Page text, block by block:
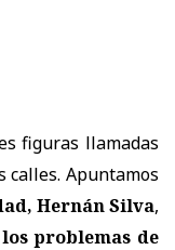
figuras llamadas
Apuntamos
Hernán Silva,
problemas de